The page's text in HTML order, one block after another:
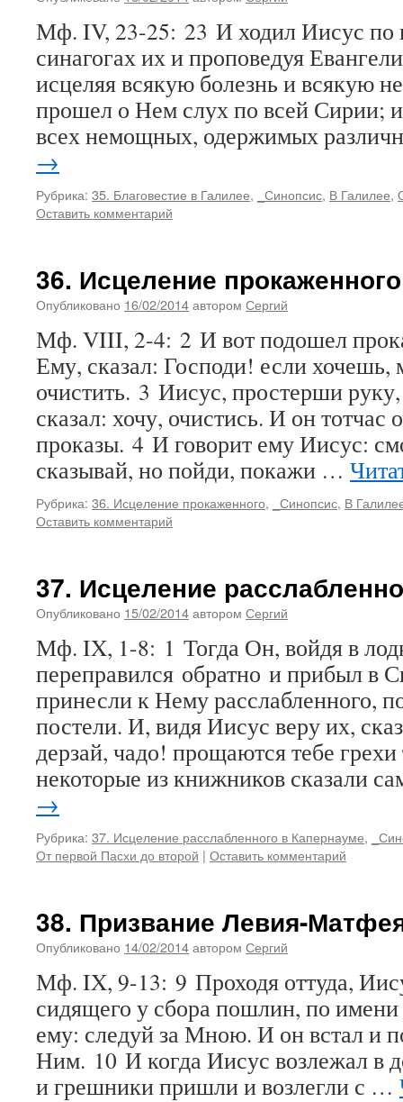
Мф. IV, 23-25: 23 И ходил Иисус по
синагогах их и проповедуя
исцеляя всякую болезнь и всякую
прошел о Нем слух по всей Сирии;
всех немощных, одержимых
→
Рубрика: 35. Благовестие в Галилее, _Синопсис, В Галилее,
Оставить комментарий
36. Исцеление прокаженного
Опубликовано 16/02/2014автором Сергий
Мф. VIII, 2-4: 2 И вот подошел
Ему, сказал: Господи! если
очистить. 3 Иисус, простерши руку,
сказал: хочу, очистись. И он тотчас
проказы. 4 И говорит ему Иисус:
сказывай, но пойди, покажи …
Рубрика: 36. Исцеление прокаженного, _Синопсис, В
Оставить комментарий
37. Исцеление
Опубликовано 15/02/2014автором Сергий
Мф. IX, 1-8: 1 Тогда Он, войдя в
переправился обратно и прибыл в
принесли к Нему расслабленного,
постели. И, видя Иисус веру их,
дерзай, чадо! прощаются тебе
некоторые из книжников сказали
→
Рубрика: 37. Исцеление расслабленного в Капернауме,
От первой Пасхи до второй | Оставить комментарий
38. Призвание Левия-
Опубликовано 14/02/2014автором Сергий
Мф. IX, 9-13: 9 Проходя оттуда,
сидящего у сбора пошлин, по
ему: следуй за Мною. И он встал и
Ним. 10 И когда Иисус возлежал в
и грешники пришли и возлегли с …